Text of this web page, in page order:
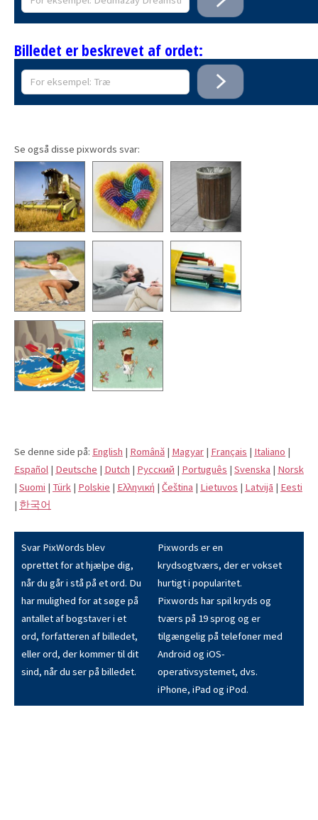
Billedet er beskrevet af ordet:
Se også disse pixwords svar:
Se denne side på: English | Română | Magyar | Français | Italiano |
Español | Deutsche | Dutch | Pусский | Português | Svenska | Norsk
| Suomi | Türk | Polskie | Eλληνική | Čeština | Lietuvos | Latvijā | Eesti
| 한국어
Svar PixWords blev
oprettet for at hjælpe dig,
når du går i stå på et ord. Du
har mulighed for at søge på
antallet af bogstaver i et
ord, forfatteren af billedet,
eller ord, der kommer til dit
sind, når du ser på billedet.
Pixwords er en
krydsogtværs, der er vokset
hurtigt i popularitet.
Pixwords har spil kryds og
tværs på 19 sprog og er
tilgængelig på telefoner med
Android og iOS-
operativsystemet, dvs.
iPhone, iPad og iPod.